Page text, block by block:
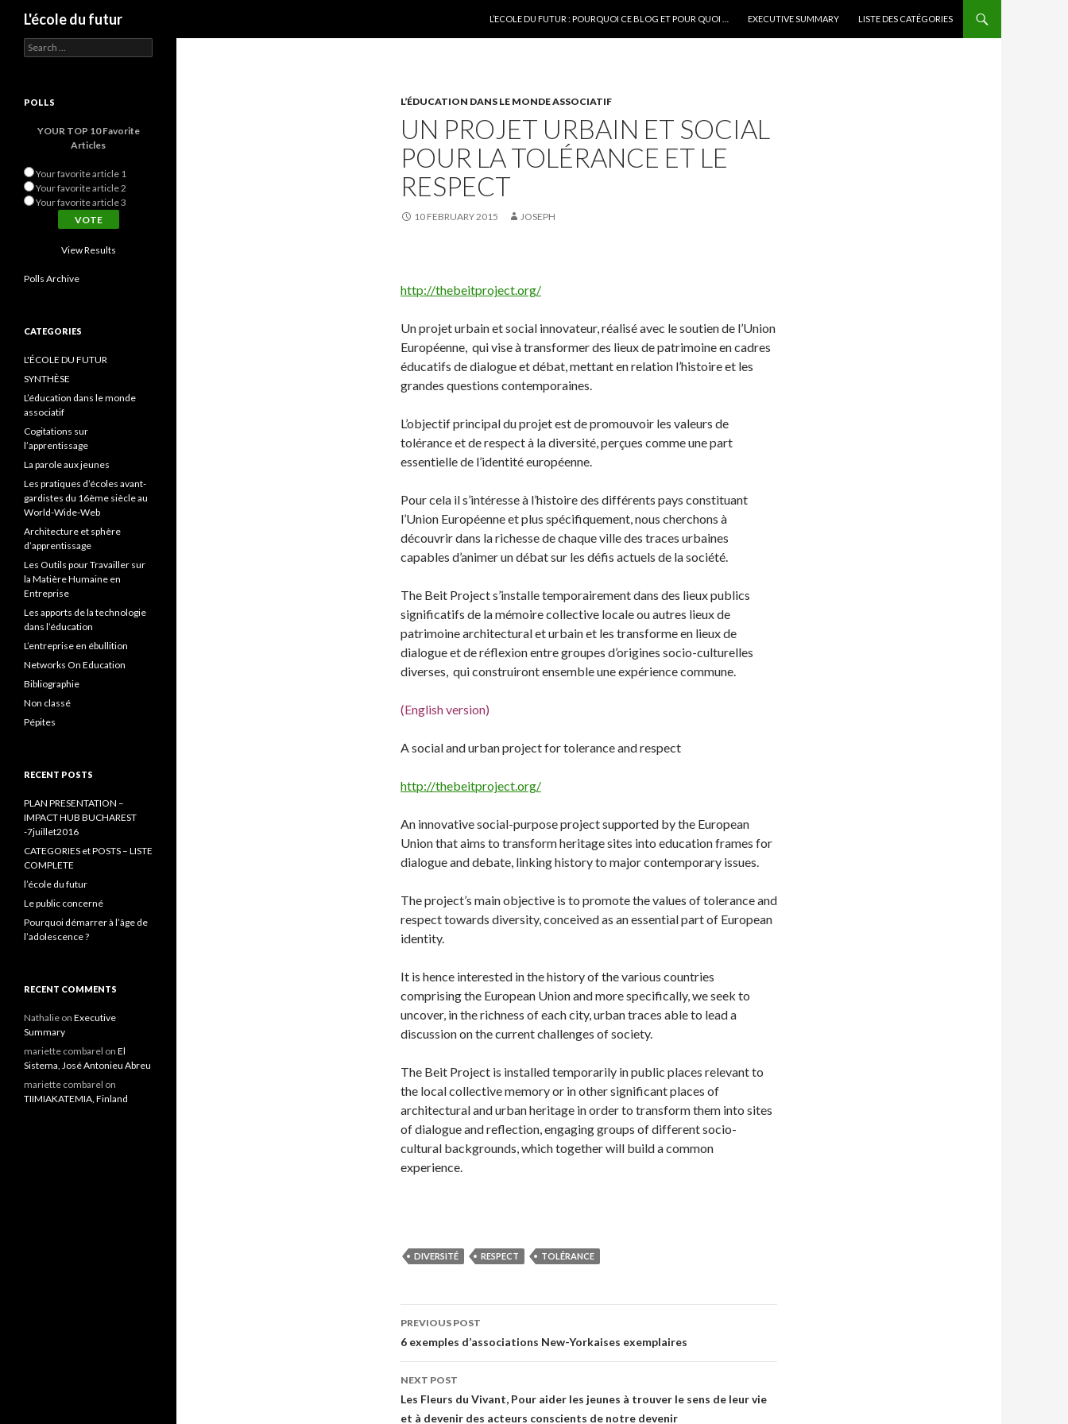
L'école du futur
L’ECOLE DU FUTUR : POURQUOI CE BLOG ET POUR QUOI …
EXECUTIVE SUMMARY LISTE DES CATÉGORIES
L’ÉDUCATION DANS LE MONDE ASSOCIATIF
UN PROJET URBAIN ET SOCIAL
POUR LA TOLÉRANCE ET LE
RESPECT
10 FEBRUARY 2015 JOSEPH
http://thebeitproject.org/
Un projet urbain et social innovateur, réalisé avec le soutien de l’Union
Européenne, qui vise à transformer des lieux de patrimoine en cadres
éducatifs de dialogue et débat, mettant en relation l’histoire et les
grandes questions contemporaines.
L’objectif principal du projet est de promouvoir les valeurs de
tolérance et de respect à la diversité, perçues comme une part
essentielle de l’identité européenne.
Pour cela il s’intéresse à l’histoire des différents pays constituant
l’Union Européenne et plus spécifiquement, nous cherchons à
découvrir dans la richesse de chaque ville des traces urbaines
capables d’animer un débat sur les défis actuels de la société.
The Beit Project s’installe temporairement dans des lieux publics
significatifs de la mémoire collective locale ou autres lieux de
patrimoine architectural et urbain et les transforme en lieux de
dialogue et de réflexion entre groupes d’origines socio-culturelles
diverses, qui construiront ensemble une expérience commune.
(English version)
A social and urban project for tolerance and respect
http://thebeitproject.org/
An innovative social-purpose project supported by the European
Union that aims to transform heritage sites into education frames for
dialogue and debate, linking history to major contemporary issues.
The project’s main objective is to promote the values of tolerance and
respect towards diversity, conceived as an essential part of European
identity.
It is hence interested in the history of the various countries
comprising the European Union and more specifically, we seek to
uncover, in the richness of each city, urban traces able to lead a
discussion on the current challenges of society.
The Beit Project is installed temporarily in public places relevant to
the local collective memory or in other significant places of
architectural and urban heritage in order to transform them into sites
of dialogue and reflection, engaging groups of different socio-
cultural backgrounds, which together will build a common
experience.
DIVERSITÉ RESPECT TOLÉRANCE
Post navigation
PREVIOUS POST
6 exemples d’associations New-Yorkaises exemplaires
NEXT POST
Les Fleurs du Vivant, Pour aider les jeunes à trouver le sens de leur vie
et à devenir des acteurs conscients de notre devenir
Search for:
POLLS
YOUR TOP 10 Favorite
Articles
Your favorite article 1
Your favorite article 2
Your favorite article 3
View Results
Polls Archive
CATEGORIES
L'ÉCOLE DU FUTUR
SYNTHÈSE
L’éducation dans le monde
associatif
Cogitations sur
l’apprentissage
La parole aux jeunes
Les pratiques d’écoles avant-
gardistes du 16ème siècle au
World-Wide-Web
Architecture et sphère
d’apprentissage
Les Outils pour Travailler sur
la Matière Humaine en
Entreprise
Les apports de la technologie
dans l’éducation
L’entreprise en ébullition
Networks On Education
Bibliographie
Non classé
Pépites
RECENT POSTS
PLAN PRESENTATION –
IMPACT HUB BUCHAREST
-7juillet2016
CATEGORIES et POSTS – LISTE
COMPLETE
l’école du futur
Le public concerné
Pourquoi démarrer à l’âge de
l’adolescence ?
RECENT COMMENTS
Nathalie on Executive
Summary
mariette combarel on El
Sistema, José Antonieu Abreu
mariette combarel on
TIIMIAKATEMIA, Finland